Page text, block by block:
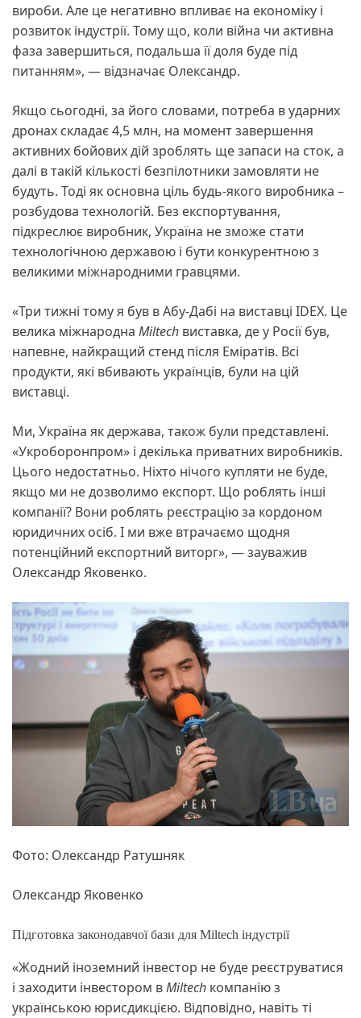
вироби. Але це негативно впливає на економіку і
розвиток індустрії. Тому що, коли війна чи активна
фаза завершиться, подальша її доля буде під
питанням», — відзначає Олександр.
Якщо сьогодні, за його словами, потреба в ударних
дронах складає 4,5 млн, на момент завершення
активних бойових дій зроблять ще запаси на сток, а
далі в такій кількості безпілотники замовляти не
будуть. Тоді як основна ціль будь-якого виробника –
розбудова технологій. Без експортування,
підкреслює виробник, Україна не зможе стати
технологічною державою і бути конкурентною з
великими міжнародними гравцями.
«Три тижні тому я був в Абу-Дабі на виставці IDEX. Це
велика міжнародна Miltech виставка, де у Росії був,
напевне, найкращий стенд після Еміратів. Всі
продукти, які вбивають українців, були на цій
виставці.
Ми, Україна як держава, також були представлені.
«Укроборонпром» і декілька приватних виробників.
Цього недостатньо. Ніхто нічого купляти не буде,
якщо ми не дозволимо експорт. Що роблять інші
компанії? Вони роблять реєстрацію за кордоном
юридичних осіб. І ми вже втрачаємо щодня
потенційний експортний виторг», — зауважив
Олександр Яковенко.
Фото: Олександр Ратушняк
Олександр Яковенко
Підготовка законодавчої бази для Miltech індустрії
«Жодний іноземний інвестор не буде реєструватися
і заходити інвестором вMiltech компанію з
українською юрисдикцією. Відповідно, навіть ті